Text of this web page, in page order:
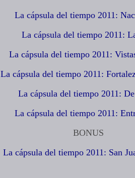
La cápsula del tiempo 2011:
La cápsula del tiempo 2011:
La cápsula del tiempo 2011:
La cápsula del tiempo 2011:
La cápsula del tiempo 2011:
La cápsula del tiempo 2011:
BONUS
La cápsula del tiempo 2011: San